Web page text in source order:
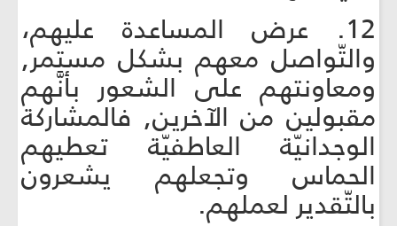
12. عرض المساعدة عليهم،
والتّواصل معهم بشكل مستمر,
ومعاونتهم على الشعور بأنَّهم
مقبولين من الآخرين, فالمشاركة
الوجدانيّة العاطفيّة تعطيهم
الحماس وتجعلهم يشعرون
بالتّقدير لعملهم.